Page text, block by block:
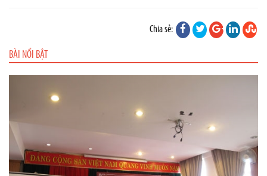
Chia sẻ:
BÀI NỔI BẬT